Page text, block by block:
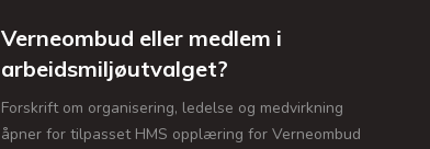
Verneombud eller medlem i
arbeidsmiljøutvalget?
Forskrift om organisering, ledelse og medvirkning
åpner for tilpasset HMS opplæring for Verneombud